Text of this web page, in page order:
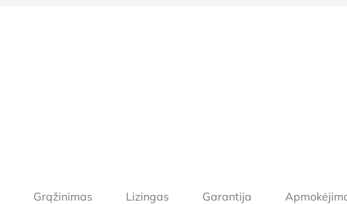
Grąžinimas Lizingas Garantija